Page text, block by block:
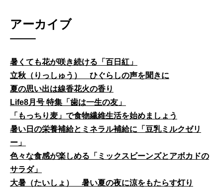
アーカイブ
暑くても花が咲き続ける「百日紅」
立秋（りっしゅう） ひぐらしの声を聞きに
夏の思い出は線香花火の香り
Life8月号 特集「歯は一生の友」
「もっちり麦」で食物繊維生活を始めましょう
暑い日の栄養補給とミネラル補給に「豆乳ミルクゼリ
ー」
色々な食感が楽しめる「ミックスビーンズとアボカドの
サラダ」
大暑（たいしょ） 暑い夏の夜に涼をもたらす灯り